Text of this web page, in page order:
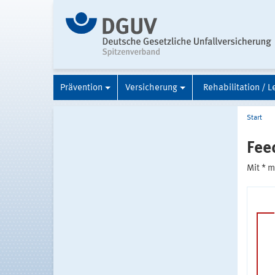
Prävention Versicherung Rehabilitation /
Start
Mit *